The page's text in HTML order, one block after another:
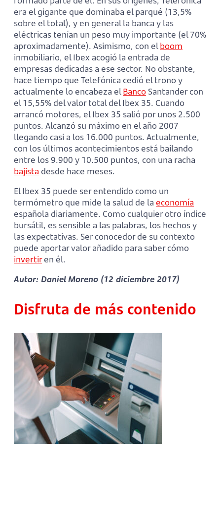
era el gigante que dominaba el parqué (13,5%
sobre el total), y en general la banca y las
eléctricas tenían un peso muy importante (el 70%
aproximadamente). Asimismo, con elboom
inmobiliario, el Ibex acogió la entrada de
empresas dedicadas a ese sector. No obstante,
hace tiempo que Telefónica cedió el trono y
actualmente lo encabeza elBanco Santander con
el 15,55% del valor total del Ibex 35. Cuando
arrancó motores, el Ibex 35 salió por unos 2.500
puntos. Alcanzó su máximo en el año 2007
llegando casi a los 16.000 puntos. Actualmente,
con los últimos acontecimientos está bailando
entre los 9.900 y 10.500 puntos, con una racha
bajista desde hace meses.
El Ibex 35 puede ser entendido como un
termómetro que mide la salud de la economía
española diariamente. Como cualquier otro índice
bursátil, es sensible a las palabras, los hechos y
las expectativas. Ser conocedor de su contexto
puede aportar valor añadido para saber cómo
invertiren él.
Autor: Daniel Moreno (12 diciembre 2017)
Disfruta de más contenido